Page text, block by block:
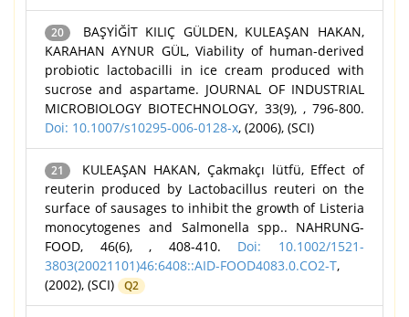
20
BAŞYİĞİT KILIÇ GÜLDEN, KULEAŞAN HAKAN,
KARAHAN AYNUR GÜL, Viability of human-derived
probiotic lactobacilli in ice cream produced with
sucrose and aspartame. JOURNAL OF INDUSTRIAL
MICROBIOLOGY BIOTECHNOLOGY, 33(9), , 796-800.
Doi: 10.1007/s10295-006-0128-x, (2006), (SCI)
21
KULEAŞAN HAKAN, Çakmakçı lütfü, Effect of
reuterin produced by Lactobacillus reuteri on the
surface of sausages to inhibit the growth of Listeria
monocytogenes and Salmonella spp.. NAHRUNG-
FOOD, 46(6), , 408-410. Doi: 10.1002/1521-
3803(20021101)46:6408::AID-FOOD4083.0.CO2-T,
(2002), (SCI)
Q2